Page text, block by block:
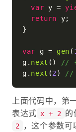
var y =
return y;
}
var g = gen (
g. next ()
//
g. next (2) //
上面代码中，第
表达式 x + 2 的
2
，这个参数